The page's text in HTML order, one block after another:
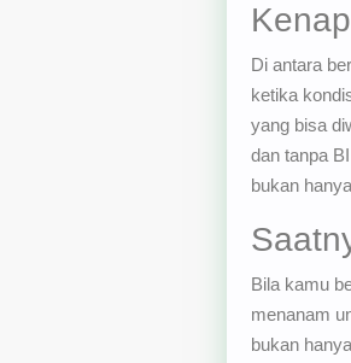
Di antara
ketika
yang bisa
dan tanpa
bukan
Bila kamu
menanam
bukan